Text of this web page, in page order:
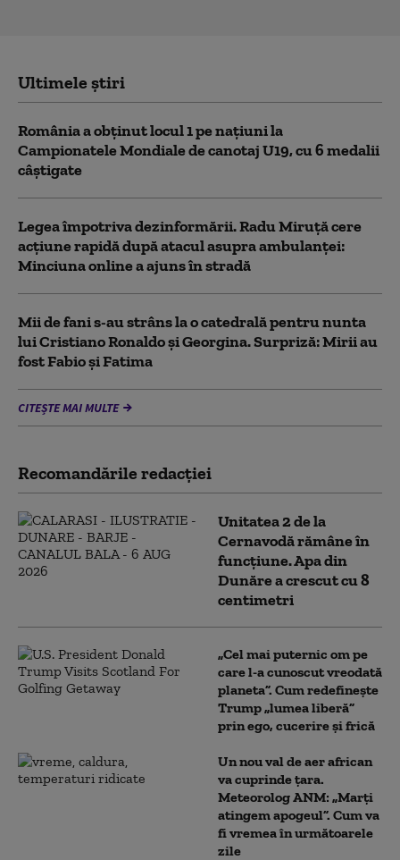
Ultimele știri
România a obținut locul 1 pe naţiuni la
Campionatele Mondiale de canotaj U19, cu 6 medalii
câștigate
Legea împotriva dezinformării. Radu Miruță cere
acțiune rapidă după atacul asupra ambulanței:
Minciuna online a ajuns în stradă
Mii de fani s-au strâns la o catedrală pentru nunta
lui Cristiano Ronaldo şi Georgina. Surpriză: Mirii au
fost Fabio şi Fatima
CITEȘTE MAI MULTE
Recomandările redacţiei
Unitatea 2 de la
Cernavodă rămâne în
funcțiune. Apa din
Dunăre a crescut cu 8
centimetri
„Cel mai puternic om pe
care l-a cunoscut vreodată
planeta”. Cum redefinește
Trump „lumea liberă”
prin ego, cucerire și frică
Un nou val de aer african
va cuprinde țara.
Meteorolog ANM: „Marți
atingem apogeul”. Cum va
fi vremea în următoarele
zile